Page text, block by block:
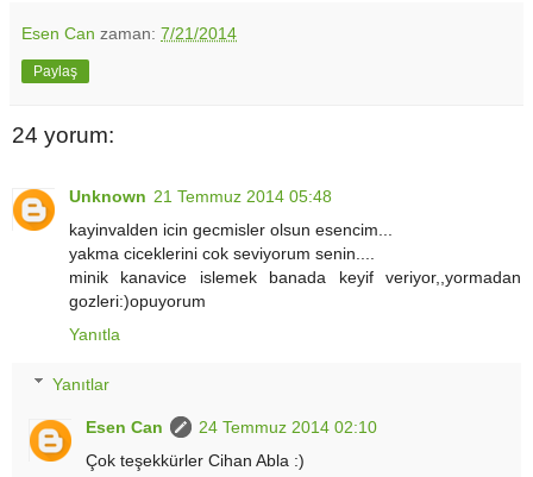
Esen Can zaman: 7/21/2014
Paylaş
24 yorum:
Unknown 21 Temmuz 2014 05:48
kayinvalden icin gecmisler olsun esencim...
yakma ciceklerini cok seviyorum senin....
minik kanavice islemek banada keyif veriyor,,yormadan
gozleri:)opuyorum
Yanıtla
Yanıtlar
Esen Can
24 Temmuz 2014 02:10
Çok teşekkürler Cihan Abla :)